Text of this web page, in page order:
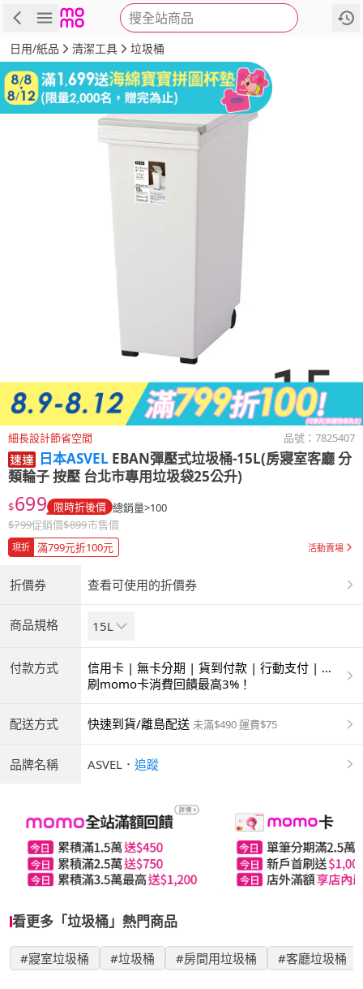
搜全站商品
商品 評價 詳情
日用/紙品 清潔工具 垃圾桶
細長設計節省空間 品號： 7825407
日本ASVEL EBAN彈壓式垃圾桶-15L(房寢室客廳 分
類輪子 按壓 台北市專用垃圾袋25公升)
$699 限時折後價 總銷量>100
$799促銷價$899市售價
現折 滿799元折100元 活動賣場
折價券 查看可使用的折價券
商品規格 15L
付款方式
信用卡 | 無卡分期 | 貨到付款 | 行動支付 | 超
商付款 | ATM | 銀聯卡
刷momo卡消費回饋最高3%！
配送方式 快速到貨/離島配送 未滿$490 運費$75
品牌名稱 ASVEL ． 追蹤
看更多「垃圾桶」熱門商品
#寢室垃圾桶 #垃圾桶 #房間用垃圾桶 #客廳垃圾桶